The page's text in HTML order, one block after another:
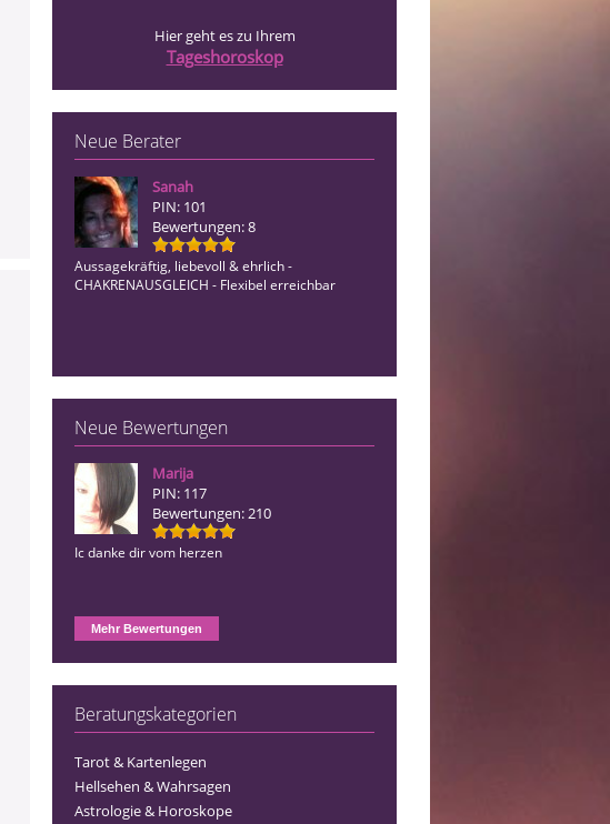
Hier geht es zu Ihrem
Tageshoroskop
Neue Berater
Sanah
PIN: 101
Bewertungen: 8
Aussagekräftig, liebevoll & ehrlich -
CHAKRENAUSGLEICH - Flexibel erreichbar
Neue Bewertungen
Marija
PIN: 117
Bewertungen: 210
Ic danke dir vom herzen
Mehr Bewertungen
Beratungskategorien
Tarot & Kartenlegen
Hellsehen & Wahrsagen
Astrologie & Horoskope